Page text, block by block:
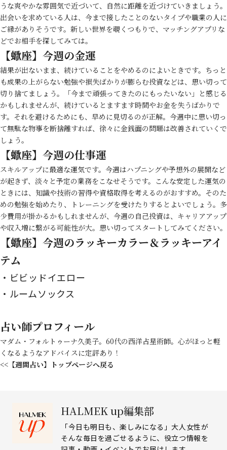
うな爽やかな雰囲気で近づいて、自然に距離を近づけていきましょう。
出会いを求めている人は、今まで接したことのないタイプや職業の人に
ご縁がありそうです。新しい世界を覗くつもりで、マッチングアプリな
どでお相手を探してみては。
【蠍座】今週の金運
結果が出ないまま、続けていることをやめるのによいときです。ちっと
も成果の上がらない勉強や損失ばかりが膨らむ投資などは、思い切って
切り捨てましょう。「今まで頑張ってきたのにもったいない」と感じる
かもしれませんが、続けているとますます時間やお金を失うばかりで
す。それを避けるためにも、早めに見切るのが正解。今週中に思い切っ
て無駄な物事を断捨離すれば、徐々に金銭面の問題は改善されていくで
しょう。
【蠍座】今週の仕事運
スキルアップに最適な運気です。今週はハプニングや予想外の展開など
が起きず、淡々と予定の業務をこなせそうです。こんな安定した運気の
ときには、知識や技術の習得や資格取得を考えるのがおすすめ。そのた
めの勉強を始めたり、トレーニングを受けたりするとよいでしょう。多
少費用が掛かるかもしれませんが、今週の自己投資は、キャリアアップ
や収入増に繋がる可能性が大。思い切ってスタートしてみてください。
【蠍座】今週のラッキーカラー＆ラッキーアイ
テム
ビビッドイエロー
ルームソックス
占い師プロフィール
マダム・フォルトゥーナ久美子。60代の西洋占星術師。心がほっと軽
くなるようなアドバイスに定評あり！
<<【週間占い】トップページへ戻る
HALMEK up編集部
「今日も明日も、楽しみになる」大人女性が
そんな毎日を過ごせるように、役立つ情報を